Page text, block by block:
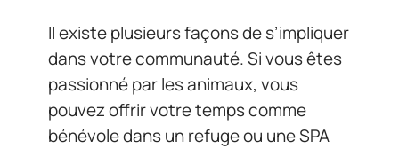
Il existe plusieurs façons de s’impliquer
dans votre communauté. Si vous êtes
passionné par les animaux, vous
pouvez offrir votre temps comme
bénévole dans un refuge ou une SPA